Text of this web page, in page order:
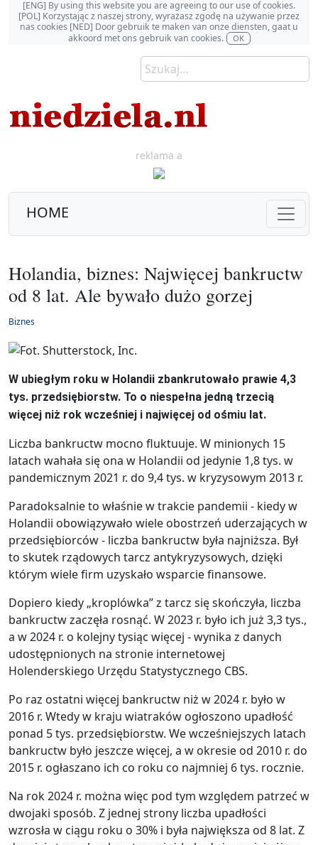
[ENG] By using this website you are agreeing to our use of cookies.
[POL] Korzystając z naszej strony, wyrażasz zgodę na używanie przez
nas cookies [NED] Door gebruik te maken van onze diensten, gaat u
akkoord met ons gebruik van cookies.
OK
reklama a
HOME
Holandia, biznes: Najwięcej bankructw
od 8 lat. Ale bywało dużo gorzej
Biznes
W ubiegłym roku w Holandii zbankrutowało prawie 4,3
tys. przedsiębiorstw. To o niespełna jedną trzecią
więcej niż rok wcześniej i najwięcej od ośmiu lat.
Liczba bankructw mocno fluktuuje. W minionych 15
latach wahała się ona w Holandii od jedynie 1,8 tys. w
pandemicznym 2021 r. do 9,4 tys. w kryzysowym 2013 r.
Paradoksalnie to właśnie w trakcie pandemii - kiedy w
Holandii obowiązywało wiele obostrzeń uderzających w
przedsiębiorców - liczba bankructw była najniższa. Był
to skutek rządowych tarcz antykryzysowych, dzięki
którym wiele firm uzyskało wsparcie finansowe.
Dopiero kiedy „kroplówka” z tarcz się skończyła, liczba
bankructw zaczęła rosnąć. W 2023 r. było ich już 3,3 tys.,
a w 2024 r. o kolejny tysiąc więcej - wynika z danych
udostępnionych na stronie internetowej
Holenderskiego Urzędu Statystycznego CBS.
Po raz ostatni więcej bankructw niż w 2024 r. było w
2016 r. Wtedy w kraju wiatraków ogłoszono upadłość
ponad 5 tys. przedsiębiorstw. We wcześniejszych latach
bankructw było jeszcze więcej, a w okresie od 2010 r. do
2015 r. ogłaszano ich co roku co najmniej 6 tys. rocznie.
Na rok 2024 r. można więc pod tym względem patrzeć w
dwojaki sposób. Z jednej strony liczba upadłości
wzrosła w ciągu roku o 30% i była największa od 8 lat. Z